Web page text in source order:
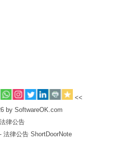
<<
by SoftwareOK.com
法律公告
法律公告 ShortDoorNote